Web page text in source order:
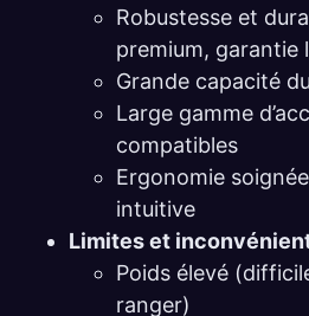
Robustesse et
premium, garantie
Grande capacité
Large gamme
compatibles
Ergonomie
intuitive
Limites et
Poids élevé
ranger)